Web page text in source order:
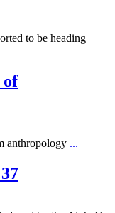
to be heading
of
anthropology ...